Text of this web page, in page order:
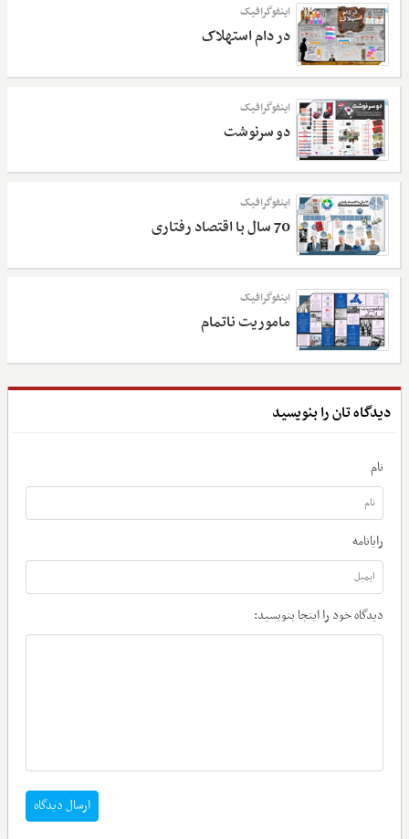
اینفوگرافیک
در دام استهلاک
اینفوگرافیک
دو سرنوشت
اینفوگرافیک
70 سال با اقتصاد رفتاری
اینفوگرافیک
ماموریت ناتمام
دیدگاه تان را بنویسید
نام
رایانامه
دیدگاه خود را اینجا بنویسید:
ارسال دیدگاه